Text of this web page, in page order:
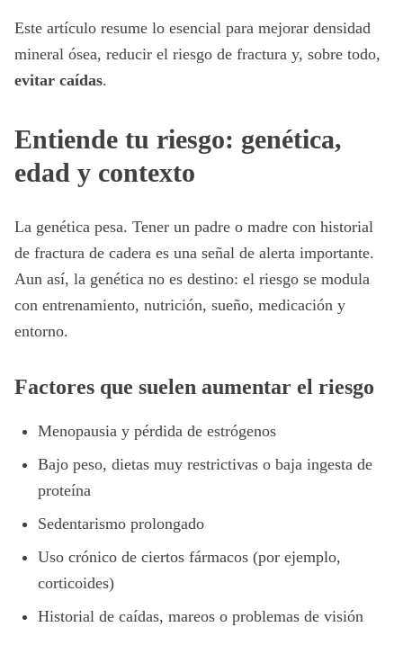
Este artículo resume lo esencial para mejorar densidad
mineral ósea, reducir el riesgo de fractura y, sobre todo,
evitar caídas.
Entiende tu riesgo: genética,
edad y contexto
La genética pesa. Tener un padre o madre con historial
de fractura de cadera es una señal de alerta importante.
Aun así, la genética no es destino: el riesgo se modula
con entrenamiento, nutrición, sueño, medicación y
entorno.
Factores que suelen aumentar el riesgo
Menopausia y pérdida de estrógenos
Bajo peso, dietas muy restrictivas o baja ingesta de
proteína
Sedentarismo prolongado
Uso crónico de ciertos fármacos (por ejemplo,
corticoides)
Historial de caídas, mareos o problemas de visión